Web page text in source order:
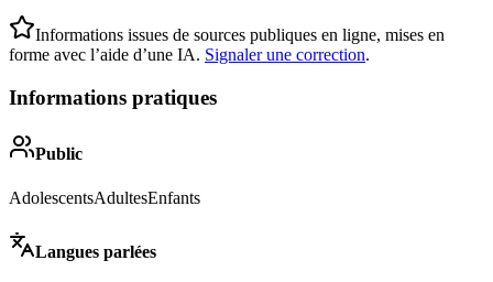
Informations issues de sources publiques en ligne, mises en
forme avec l’aide d’une IA. Signaler une correction.
Informations pratiques
Public
AdolescentsAdultesEnfants
Langues parlées